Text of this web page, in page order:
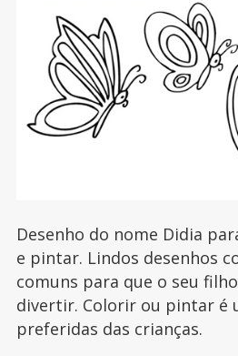
Desenho do nome Didia
e pintar. Lindos desenhos
comuns para que o seu
divertir. Colorir ou pintar é
preferidas das crianças.